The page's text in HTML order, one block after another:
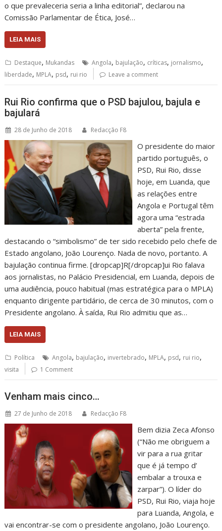
o que prevaleceria seria a linha editorial”, declarou na
Comissão Parlamentar de Ética, José…
LEIA MAIS
Destaque, Mukandas Angola, bajulação, críticas, jornalismo,
liberdade, MPLA, psd, rui rio Leave a comment
Rui Rio confirma que o PSD bajulou, bajula e
bajulará
28 de Junho de 2018 Redacção F8
O presidente do maior
partido português, o
PSD, Rui Rio, disse
hoje, em Luanda, que
as relações entre
Angola e Portugal têm
agora uma “estrada
aberta” pela frente,
destacando o “simbolismo” de ter sido recebido pelo chefe de
Estado angolano, João Lourenço. Nada de novo, portanto. A
bajulação continua firme. [dropcap]R[/dropcap]ui Rio falava
aos jornalistas, no Palácio Presidencial, em Luanda, depois de
uma audiência, pouco habitual (mas estratégica para o MPLA)
enquanto dirigente partidário, de cerca de 30 minutos, com o
Presidente angolano. À saída, Rui Rio admitiu que as…
LEIA MAIS
Política Angola, bajulação, invertebrado, MPLA, psd, rui rio,
visita 1 Comment
Venham mais cinco…
27 de Junho de 2018 Redacção F8
Bem dizia Zeca Afonso
(“Não me obriguem a
vir para a rua gritar
que é já tempo d’
embalar a trouxa e
zarpar”). O líder do
PSD, Rui Rio, viaja hoje
para Luanda, Angola, e
vai encontrar-se com o presidente angolano, João Lourenço.